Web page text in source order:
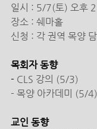
일시 : 5/7(토) 오후 2
장소 : 쉐마홀
신청 : 각 권역 목양
목회자 동향
- CLS 강의 (5/3)
- 목양 아카데미 (5/4)
교인 동향